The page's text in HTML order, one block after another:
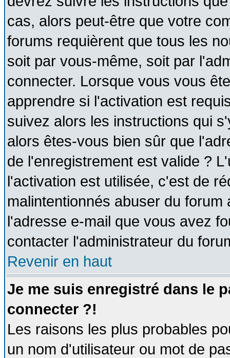
cas, alors peut-être que votre
forums requièrent que tous les
soit par vous-même, soit par
connecter. Lorsque vous vous
apprendre si l'activation est
suivez alors les instructions qui
alors êtes-vous bien sûr que
de l'enregistrement est valide ?
l'activation est utilisée, c'est de
malintentionnés abuser du
l'adresse e-mail que vous avez
contacter l'administrateur du
Revenir en haut
Je me suis enregistré dans le
connecter ?!
Les raisons les plus probables
un nom d'utilisateur ou mot de